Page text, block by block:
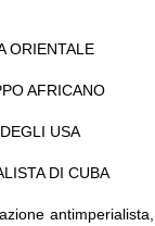
ORIENTALE
AFRICANO
USA
DI CUBA
antimperialista,